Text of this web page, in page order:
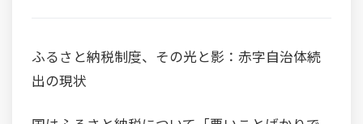
ふるさと納税制度、その光と影：赤字自治体続
出の現状